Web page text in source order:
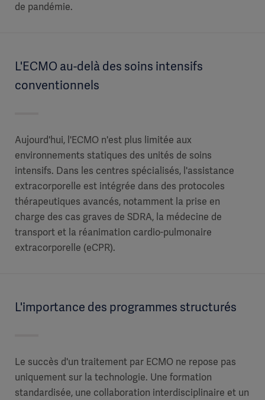
de pandémie.
L'ECMO au-delà des soins intensifs
conventionnels
Aujourd'hui, l'ECMO n'est plus limitée aux
environnements statiques des unités de soins
intensifs. Dans les centres spécialisés, l'assistance
extracorporelle est intégrée dans des protocoles
thérapeutiques avancés, notamment la prise en
charge des cas graves de SDRA, la médecine de
transport et la réanimation cardio-pulmonaire
extracorporelle (eCPR).
L'importance des programmes structurés
Le succès d'un traitement par ECMO ne repose pas
uniquement sur la technologie. Une formation
standardisée, une collaboration interdisciplinaire et un